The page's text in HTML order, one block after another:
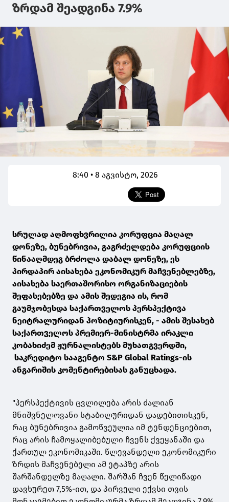
ზრდამ შეადგინა 7.9%
8:40 • 8 აგვისტო, 2026
სრულად აღმოფხვრილია კორუფცია მაღალ
დონეზე, ბუნებრივია, გაგრძელდება კორუფციის
წინააღმდეგ ბრძოლა დაბალ დონეზე, ეს
პირდაპირ აისახება ეკონომიკურ მაჩვენებლებზე,
აისახება საერთაშორისო ორგანიზაციების
შეფასებებზე და ამის შედეგია ის, რომ
გაუმჯობესდა საქართველოს პერსპექტივა
ნეიტრალურიდან პოზიტიურისკენ, - ამის შესახებ
საქართველოს პრემიერ-მინისტრმა ირაკლი
კობახიძემ ჟურნალისტებს მუხათგვერდში,
საკრედიტო სააგენტო S&P Global Ratings-ის
ანგარიშის კომენტირებისას განუცხადა.
"პერსპექტივის ცვლილება არის ძალიან
მნიშვნელოვანი სტაბილურიდან დადებითისკენ,
რაც ბუნებრივია გამოწვეულია იმ ტენდენციებით,
რაც არის ჩამოყალიბებული ჩვენს ქვეყანაში და
ქართულ ეკონომიკაში. წლევანდელი ეკონომიკური
ზრდის მაჩვენებელი ამ ეტაპზე არის
შარშანდელზე მაღალი. შარშან ჩვენ წელიწადი
დავხურეთ 7,5%-ით, და პირველი ექვსი თვის